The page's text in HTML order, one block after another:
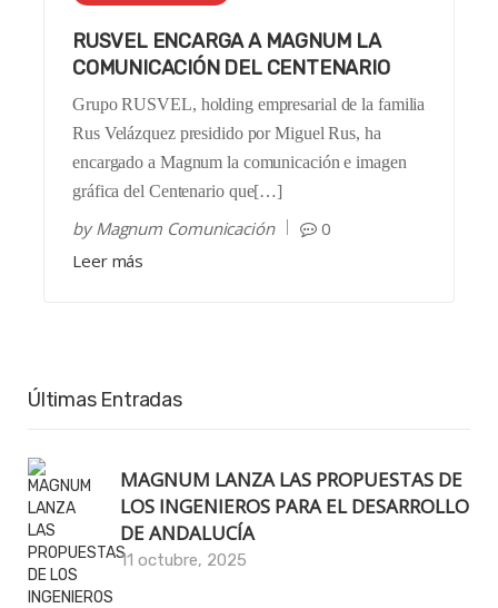
RUSVEL ENCARGA A MAGNUM LA
COMUNICACIÓN DEL CENTENARIO
Grupo RUSVEL, holding empresarial de la familia
Rus Velázquez presidido por Miguel Rus, ha
encargado a Magnum la comunicación e imagen
gráfica del Centenario que[…]
byMagnum Comunicación
0
Leer más
Últimas Entradas
MAGNUM LANZA LAS PROPUESTAS DE
LOS INGENIEROS PARA EL DESARROLLO
DE ANDALUCÍA
11 octubre, 2025